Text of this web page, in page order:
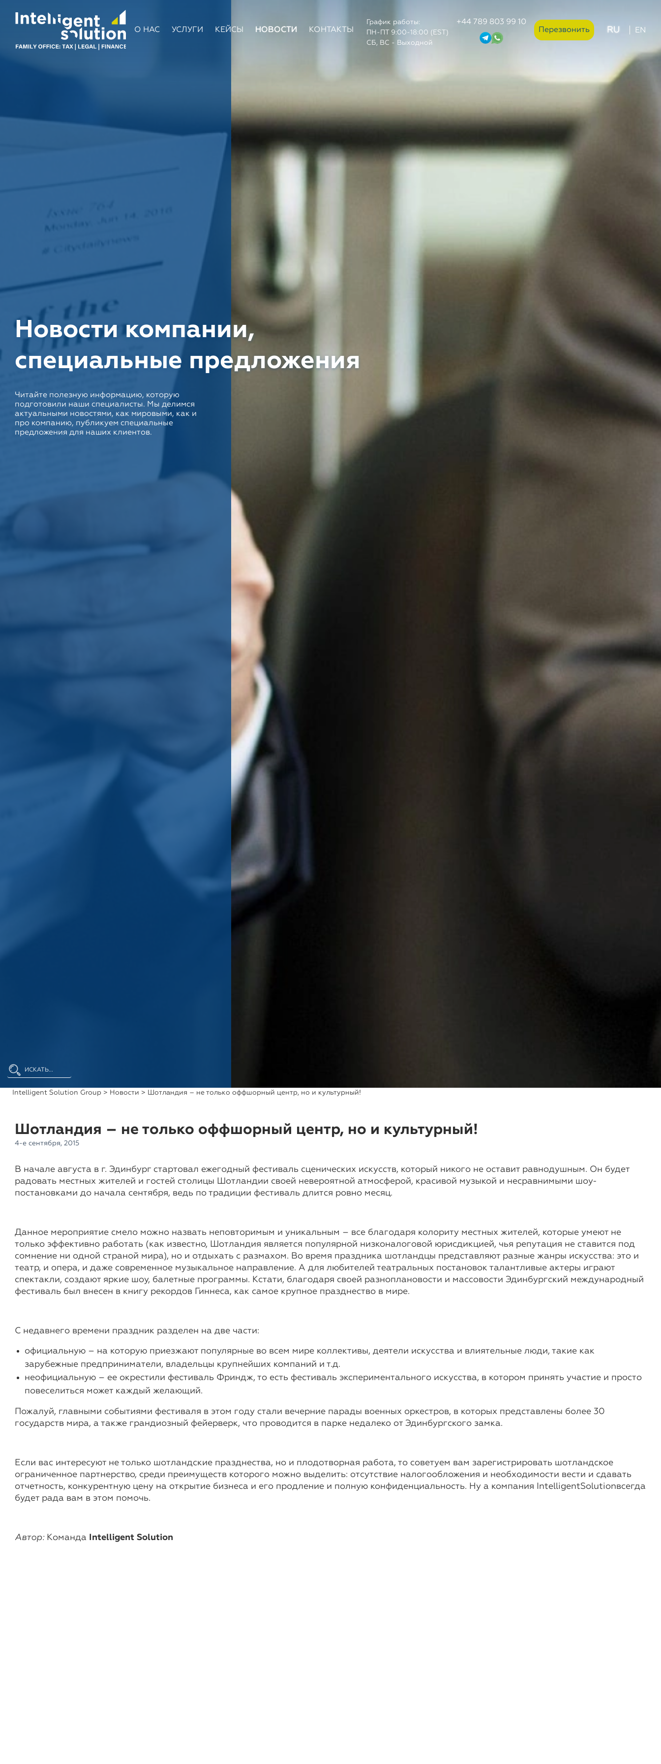
О НАС УСЛУГИ КЕЙСЫ НОВОСТИ КОНТАКТЫ
График работы:
ПН-ПТ 9:00-18:00 (EST)
СБ, ВС - Выходной
+44 789 803 99 10
Перезвонить
RU EN
Новости компании,
специальные предложения
Читайте полезную информацию, которую
подготовили наши специалисты. Мы делимся
актуальными новостями, как мировыми, как и
про компанию, публикуем специальные
предложения для наших клиентов.
Intelligent Solution Group > Новости > Шотландия – не только оффшорный центр, но и культурный!
Шотландия – не только оффшорный центр, но и культурный!
4-е сентября, 2015
В начале августа в г. Эдинбург стартовал ежегодный фестиваль сценических искусств, который никого не оставит равнодушным. Он будет
радовать местных жителей и гостей столицы Шотландии своей невероятной атмосферой, красивой музыкой и несравнимыми шоу-
постановками до начала сентября, ведь по традиции фестиваль длится ровно месяц.
Данное мероприятие смело можно назвать неповторимым и уникальным – все благодаря колориту местных жителей, которые умеют не
только эффективно работать (как известно, Шотландия является популярной низконалоговой юрисдикцией, чья репутация не ставится под
сомнение ни одной страной мира), но и отдыхать с размахом. Во время праздника шотландцы представляют разные жанры искусства: это и
театр, и опера, и даже современное музыкальное направление. А для любителей театральных постановок талантливые актеры играют
спектакли, создают яркие шоу, балетные программы. Кстати, благодаря своей разноплановости и массовости Эдинбургский международный
фестиваль был внесен в книгу рекордов Гиннеса, как самое крупное празднество в мире.
С недавнего времени праздник разделен на две части:
официальную – на которую приезжают популярные во всем мире коллективы, деятели искусства и влиятельные люди, такие как
зарубежные предприниматели, владельцы крупнейших компаний и т.д.
неофициальную – ее окрестили фестиваль Фриндж, то есть фестиваль экспериментального искусства, в котором принять участие и просто
повеселиться может каждый желающий.
Пожалуй, главными событиями фестиваля в этом году стали вечерние парады военных оркестров, в которых представлены более 30
государств мира, а также грандиозный фейерверк, что проводится в парке недалеко от Эдинбургского замка.
Если вас интересуют не только шотландские празднества, но и плодотворная работа, то советуем вам зарегистрировать шотландское
ограниченное партнерство, среди преимуществ которого можно выделить: отсутствие налогообложения и необходимости вести и сдавать
отчетность, конкурентную цену на открытие бизнеса и его продление и полную конфиденциальность. Ну а компания IntelligentSolutionвсегда
будет рада вам в этом помочь.
Автор: Команда Intelligent Solution